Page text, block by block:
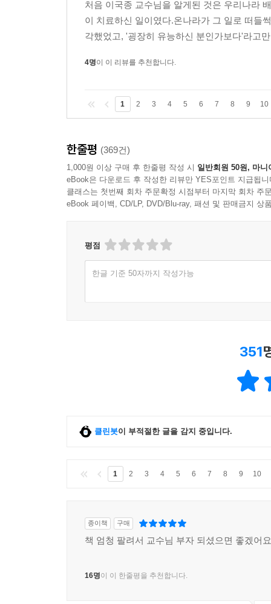
처음 이국종 교수님을 알게된 것은 우리나라
이 치료하신 일이였다.온나라가 그 일로 떠들
각했었고, '굉장히 유능하신 분인가보다'라고
4명이 이 리뷰를 추천합니다.
1 2 3 4 5 6 7 8 9 10
한줄평 (369건)
1,000원 이상 구매 후 한줄평 작성 시 일반회원 50원, 마니
eBook은 다운로드 후 작성한 리뷰만 YES포인트 지급됩니
클래스는 첫번째 회차 주문확정 시점부터 마지막 회차 주
eBook 페이백, CD/LP, DVD/Blu-ray, 패션 및 판매금지 상
평점
한글 기준 50자까지 작성가능
351
클린봇이 부적절한 글을 감지 중입니다.
1 2 3 4 5 6 7 8 9 10
종이책 구매
책 엄청 팔려서 교수님 부자 되셨으면 좋겠어
16명이 이 한줄평을 추천합니다.